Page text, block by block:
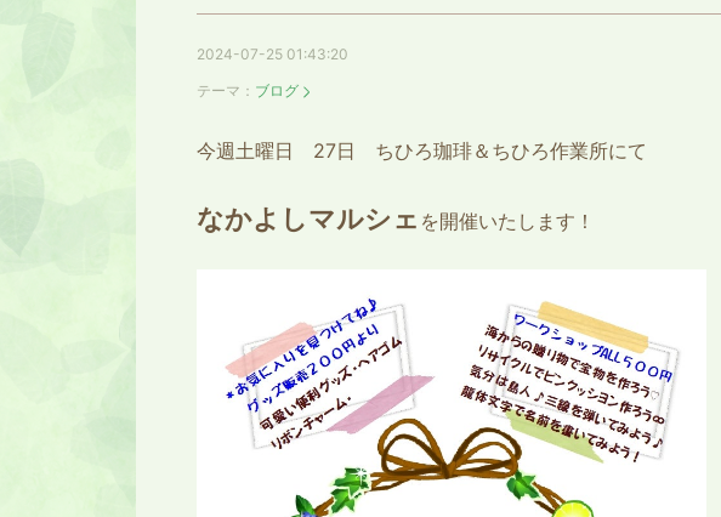
2024-07-25 01:43:20
テーマ： ブログ
今週土曜日 27日 ちひろ珈琲＆ちひろ作業所にて
なかよしマルシェ を開催いたします！